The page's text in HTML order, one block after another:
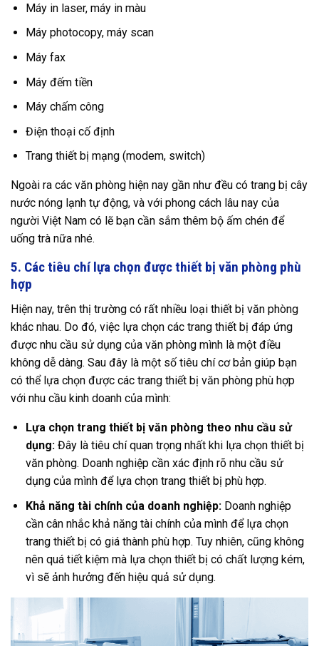
Máy in laser, máy in màu
Máy photocopy, máy scan
Máy fax
Máy đếm tiền
Máy chấm công
Điện thoại cố định
Trang thiết bị mạng (modem, switch)
Ngoài ra các văn phòng hiện nay gần như đều có trang bị cây
nước nóng lạnh tự động, và với phong cách lâu nay của
người Việt Nam có lẽ bạn cần sắm thêm bộ ấm chén để
uống trà nữa nhé.
5. Các tiêu chí lựa chọn được thiết bị văn phòng phù
hợp
Hiện nay, trên thị trường có rất nhiều loại thiết bị văn phòng
khác nhau. Do đó, việc lựa chọn các trang thiết bị đáp ứng
được nhu cầu sử dụng của văn phòng mình là một điều
không dễ dàng. Sau đây là một số tiêu chí cơ bản giúp bạn
có thể lựa chọn được các trang thiết bị văn phòng phù hợp
với nhu cầu kinh doanh của mình:
Lựa chọn trang thiết bị văn phòng theo nhu cầu sử
dụng: Đây là tiêu chí quan trọng nhất khi lựa chọn thiết bị
văn phòng. Doanh nghiệp cần xác định rõ nhu cầu sử
dụng của mình để lựa chọn trang thiết bị phù hợp.
Khả năng tài chính của doanh nghiệp: Doanh nghiệp
cần cân nhắc khả năng tài chính của mình để lựa chọn
trang thiết bị có giá thành phù hợp. Tuy nhiên, cũng không
nên quá tiết kiệm mà lựa chọn thiết bị có chất lượng kém,
vì sẽ ảnh hưởng đến hiệu quả sử dụng.